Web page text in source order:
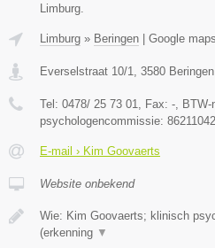
Limburg.
Limburg » Beringen Google maps
Everselstraat 10/1, 3580 Beringen
Tel: 0478/ 25 73 01, Fax: -, BTW-
psychologencommissie:
E-mail › Kim Goovaerts
Website onbekend
Wie: Kim Goovaerts; klinisch
(erkenning ▼